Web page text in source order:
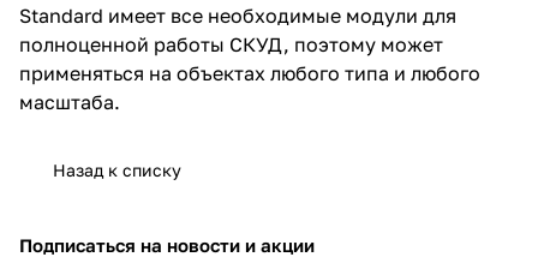
Standard имеет все необходимые модули для
полноценной работы СКУД, поэтому может
применяться на объектах любого типа и любого
масштаба.
Назад к списку
Подписаться на новости и акции